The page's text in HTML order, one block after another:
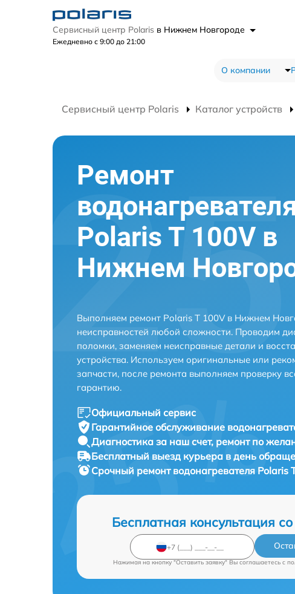
Сервисный центр Polaris в Нижнем Новгороде
Ежедневно с 9:00 до 21:00
О компании
Сервисный центр Polaris Каталог устройств
Ремонт
Polaris T 100V в
Нижнем
Выполняем ремонт Polaris T 100V в Нижнем
неисправностей любой сложности. Проводим
поломки, заменяем неисправные детали и
устройства. Используем оригинальные или
запчасти, после ремонта выполняем проверку
гарантию.
Официальный сервис
Гарантийное обслуживание
Диагностика за наш счет, ремонт по
Бесплатный выезд курьера в день
Срочный ремонт водонагревателя Polaris
Бесплатная консультация
Нажимая на кнопку "Оставить заявку" Вы соглашаетесь c